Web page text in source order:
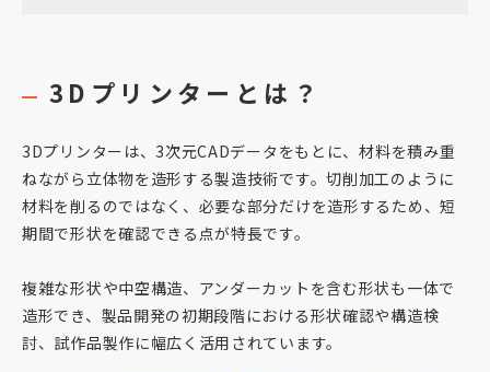
3Dプリンターとは？
3Dプリンターは、3次元CADデータをもとに、材料を積み重
ねながら立体物を造形する製造技術です。切削加工のように
材料を削るのではなく、必要な部分だけを造形するため、短
期間で形状を確認できる点が特長です。
複雑な形状や中空構造、アンダーカットを含む形状も一体で
造形でき、製品開発の初期段階における形状確認や構造検
討、試作品製作に幅広く活用されています。